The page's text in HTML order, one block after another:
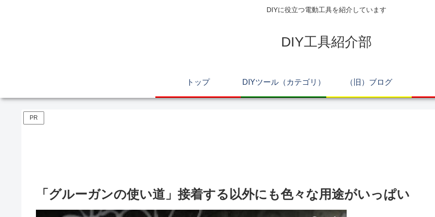
DIYに役立つ電動工具を紹介しています
DIY工具紹介部
トップ DIYツール（カテゴリ） （旧）ブログ
PR
「グルーガンの使い道」接着する以外にも色々な用途がいっぱい